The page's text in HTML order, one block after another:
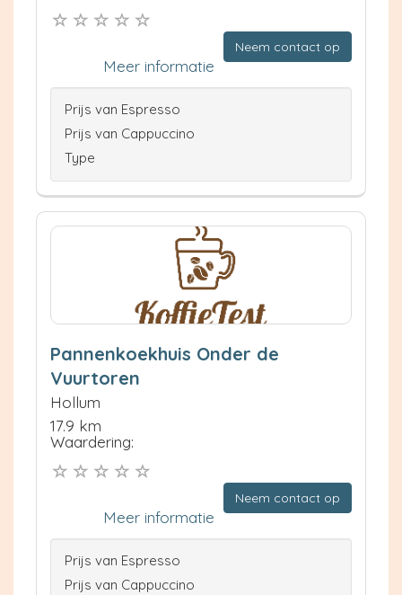
Neem contact op
Meer informatie
Prijs van Espresso
Prijs van Cappuccino
Type
Pannenkoekhuis Onder de
Vuurtoren
Hollum
17.9 km
Waardering:
Neem contact op
Meer informatie
Prijs van Espresso
Prijs van Cappuccino